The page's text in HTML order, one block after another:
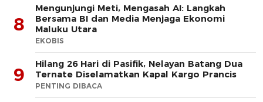
8
Mengunjungi Meti, Mengasah AI: Langkah
Bersama BI dan Media Menjaga Ekonomi
Maluku Utara
EKOBIS
9
Hilang 26 Hari di Pasifik, Nelayan Batang Dua
Ternate Diselamatkan Kapal Kargo Prancis
PENTING DIBACA